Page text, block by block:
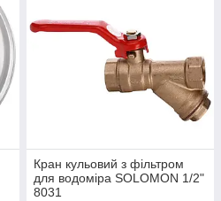
Кран кульовий з фільтром
для водоміра SOLOMON 1/2"
8031